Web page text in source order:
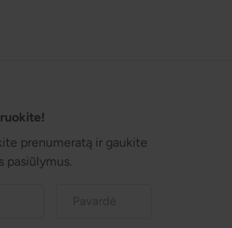
prenumeratą ir gaukite
pasiūlymus.